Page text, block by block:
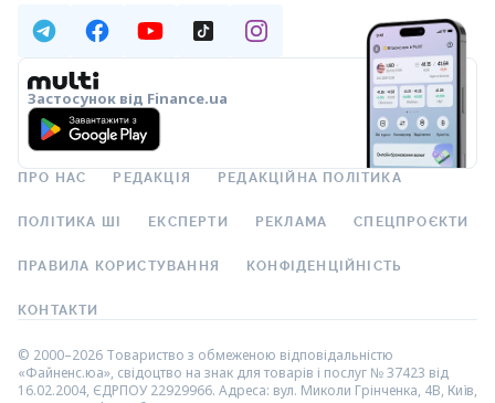
Застосунок від Finance.ua
ПРО НАС РЕДАКЦІЯ РЕДАКЦІЙНА ПОЛІТИКА
ПОЛІТИКА ШІ ЕКСПЕРТИ РЕКЛАМА СПЕЦПРОЄКТИ
ПРАВИЛА КОРИСТУВАННЯ КОНФІДЕНЦІЙНІСТЬ
КОНТАКТИ
© 2000–2026 Товариство з обмеженою відповідальністю
«Файненс.юа», свідоцтво на знак для товарів і послуг № 37423 від
16.02.2004, ЄДРПОУ 22929966. Адреса: вул. Миколи Грінченка, 4В, Київ,